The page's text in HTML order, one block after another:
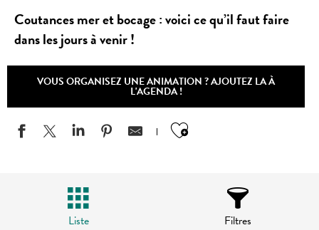
Coutances mer et bocage : voici ce qu’il faut faire
dans les jours à venir !
VOUS ORGANISEZ UNE ANIMATION ? AJOUTEZ LA À
L'AGENDA !
Ajouter aux
Liste Filtres